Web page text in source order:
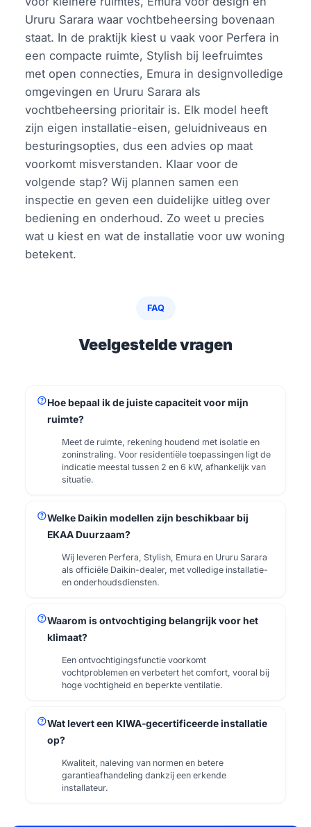
Ururu Sarara waar vochtbeheersing bovenaan
staat. In de praktijk kiest u vaak voor Perfera in
een compacte ruimte, Stylish bij leefruimtes
met open connecties, Emura in designvolledige
omgevingen en Ururu Sarara als
vochtbeheersing prioritair is. Elk model heeft
zijn eigen installatie-eisen, geluidniveaus en
besturingsopties, dus een advies op maat
voorkomt misverstanden. Klaar voor de
volgende stap? Wij plannen samen een
inspectie en geven een duidelijke uitleg over
bediening en onderhoud. Zo weet u precies
wat u kiest en wat de installatie voor uw woning
betekent.
FAQ
Veelgestelde vragen
helpHoe bepaal ik de juiste capaciteit voor mijn
ruimte?
Meet de ruimte, rekening houdend met isolatie en
zoninstraling. Voor residentiële toepassingen ligt de
indicatie meestal tussen 2 en 6 kW, afhankelijk van
situatie.
helpWelke Daikin modellen zijn beschikbaar bij
EKAA Duurzaam?
Wij leveren Perfera, Stylish, Emura en Ururu Sarara
als officiële Daikin-dealer, met volledige installatie-
en onderhoudsdiensten.
helpWaarom is ontvochtiging belangrijk voor het
klimaat?
Een ontvochtigingsfunctie voorkomt
vochtproblemen en verbetert het comfort, vooral bij
hoge vochtigheid en beperkte ventilatie.
helpWat levert een KIWA-gecertificeerde installatie
op?
Kwaliteit, naleving van normen en betere
garantieafhandeling dankzij een erkende
installateur.